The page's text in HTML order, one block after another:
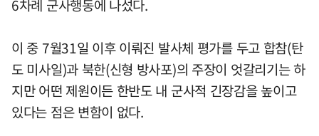
6차례 군사행동에 나섰다.
이 중 7월31일 이후 이뤄진 발사체 평가를 두고 합참(탄
도 미사일)과 북한(신형 방사포)의 주장이 엇갈리기는 하
지만 어떤 제원이든 한반도 내 군사적 긴장감을 높이고
있다는 점은 변함이 없다.